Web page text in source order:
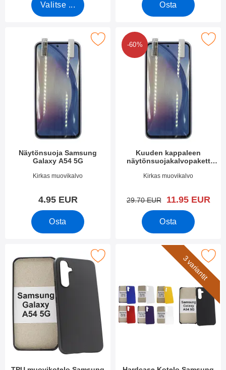
Valitse ... Osta
Näytönsuoja Samsung
Galaxy A54 5G
Tuote.nro 47987
Kirkas muovikalvo
4.95 EUR
Osta
näytönsuoja Samsung Galaxy A54 5G suosikiksi
-60%
Kuuden kappaleen
näytönsuojakalvopakett
Tuote.nro 47986
Kirkas muovikalvo
vanha hinta
29.70 EUR uusi hinta
11.95 EUR
Osta
Merkitse kuuden kappaleen
muovikotelo Samsung Galaxy A54 5G (SM-A546B/DS)
3 variantit
Merkitse hardcase Kotelo Samsung Galaxy